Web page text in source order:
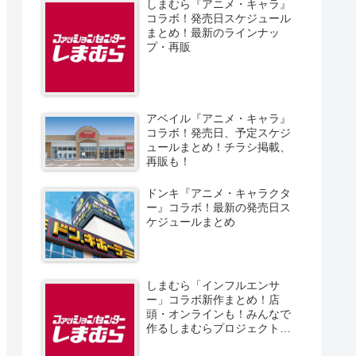
しまむら『アニメ・キャラ』
コラボ！発売日スケジュール
まとめ！最新のラインナッ
プ・再販
アベイル『アニメ・キャラ』
コラボ！発売日、予定スケジ
ュールまとめ！チラシ掲載、
再販も！
ドンキ『アニメ・キャラクタ
ー』コラボ！最新の発売日ス
ケジュールまとめ
しまむら「インフルエンサ
ー」コラボ新作まとめ！店
頭・オンラインも！みんなで
作るしまむらプロジェクト！